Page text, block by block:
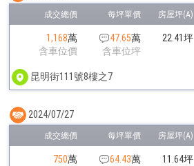
1,168萬
含車位價
47.65萬
含車位坪
22.41坪
昆明街111號8樓之7
750萬 64.43萬 11.64坪
2024/07/27